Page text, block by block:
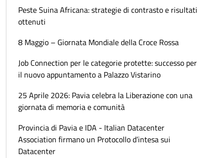
Peste Suina Africana: strategie di contrasto e risultati
ottenuti
8 Maggio – Giornata Mondiale della Croce Rossa
Job Connection per le categorie protette: successo per
il nuovo appuntamento a Palazzo Vistarino
25 Aprile 2026: Pavia celebra la Liberazione con una
giornata di memoria e comunità
Provincia di Pavia e IDA - Italian Datacenter
Association firmano un Protocollo d’intesa sui
Datacenter